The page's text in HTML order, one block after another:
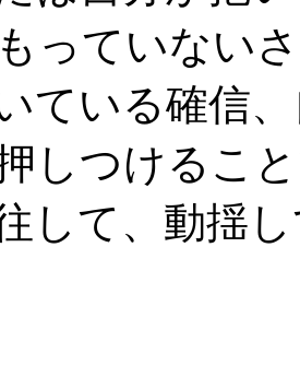
っていない
ている確信
しつけるこ
して、動揺